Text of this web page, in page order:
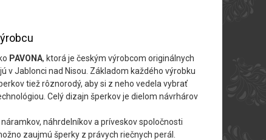
PAVONA, ktorá je českým výrobcom originálnych
v Jablonci nad Nisou. Základom každého výrobku
tiež rôznorodý, aby si z neho vedela vybrať
Celý dizajn šperkov je dielom návrhárov
náhrdelníkov a príveskov spoločnosti
zaujmú šperky z právych riečnych perál.